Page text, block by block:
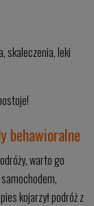
skaleczenia, leki
behawioralne
warto go
kojarzył podróż z